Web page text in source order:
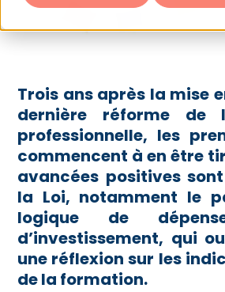
Trois ans après la mise
dernière réforme de
professionnelle, les
commencent à en être
avancées positives
la Loi, notamment le
logique de
d’investissement, qui
une réflexion sur les
de la formation.